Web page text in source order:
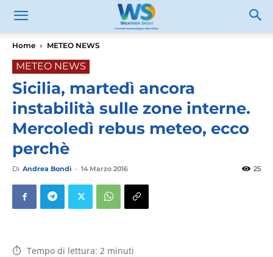
Home METEO NEWS
METEO NEWS
Sicilia, martedì ancora
instabilità sulle zone interne.
Mercoledì rebus meteo, ecco
perchè
Di Andrea Bondì - 14 Marzo 2016 25
Tempo di lettura: 2 minuti